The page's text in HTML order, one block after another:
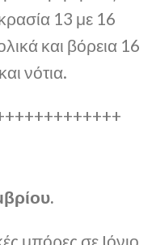
13 με 16
και βόρεια 16
νότια.
μπόρες σε Ιόνιο